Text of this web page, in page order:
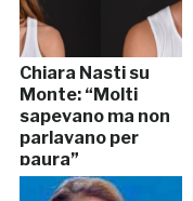
Chiara Nasti su
Monte: “Molti
sapevano ma non
parlavano per
paura”